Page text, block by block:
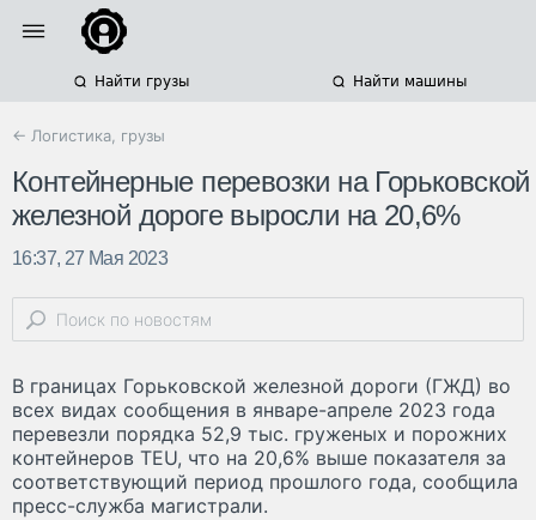
Найти грузы Найти машины
← Логистика, грузы
Контейнерные перевозки на Горьковской
железной дороге выросли на 20,6%
16:37, 27 Мая 2023
В границах Горьковской железной дороги (ГЖД) во
всех видах сообщения в январе-апреле 2023 года
перевезли порядка 52,9 тыс. груженых и порожних
контейнеров TEU, что на 20,6% выше показателя за
соответствующий период прошлого года, сообщила
пресс-служба магистрали.